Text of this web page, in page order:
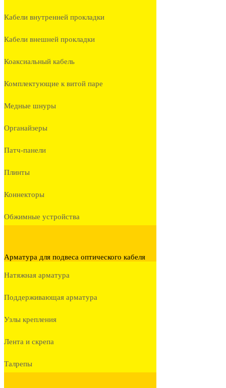
Кабели внутренней прокладки
Кабели внешней прокладки
Коаксиальный кабель
Комплектующие к витой паре
Медные шнуры
Органайзеры
Патч-панели
Плинты
Коннекторы
Обжимные устройства
Арматура для подвеса оптического кабеля
Натяжная арматура
Поддерживающая арматура
Узлы крепления
Лента и скрепа
Талрепы